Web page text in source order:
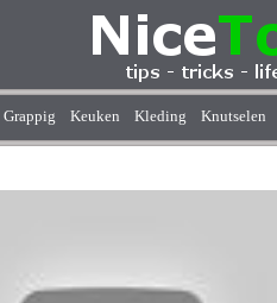
Grappig Keuken Kleding Knutselen